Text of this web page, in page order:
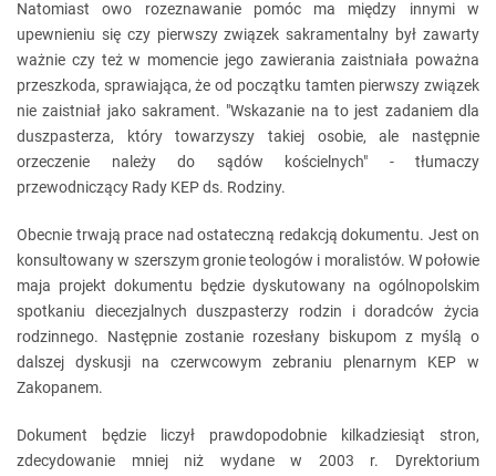
Natomiast owo rozeznawanie pomóc ma między innymi w
upewnieniu się czy pierwszy związek sakramentalny był zawarty
ważnie czy też w momencie jego zawierania zaistniała poważna
przeszkoda, sprawiająca, że od początku tamten pierwszy związek
nie zaistniał jako sakrament. "Wskazanie na to jest zadaniem dla
duszpasterza, który towarzyszy takiej osobie, ale następnie
orzeczenie należy do sądów kościelnych" - tłumaczy
przewodniczący Rady KEP ds. Rodziny.
Obecnie trwają prace nad ostateczną redakcją dokumentu. Jest on
konsultowany w szerszym gronie teologów i moralistów. W połowie
maja projekt dokumentu będzie dyskutowany na ogólnopolskim
spotkaniu diecezjalnych duszpasterzy rodzin i doradców życia
rodzinnego. Następnie zostanie rozesłany biskupom z myślą o
dalszej dyskusji na czerwcowym zebraniu plenarnym KEP w
Zakopanem.
Dokument będzie liczył prawdopodobnie kilkadziesiąt stron,
zdecydowanie mniej niż wydane w 2003 r. Dyrektorium